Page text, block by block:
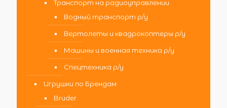
Транспорт на радиоуправлении
Водный транспорт р/у
Вертолеты и квадрокоптеры р/у
Машины и военная техника р/у
Спецтехника р/у
Игрушки по Брендам
Bruder